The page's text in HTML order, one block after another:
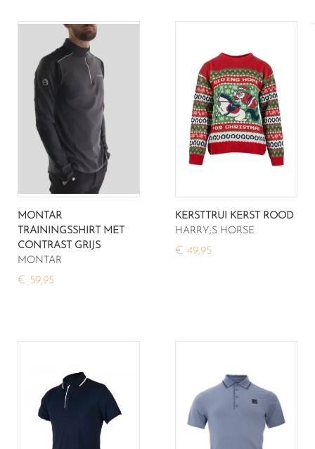
MONTAR
TRAININGSSHIRT MET
CONTRAST GRIJS
MONTAR
€ 59,95
KERSTTRUI KERST ROOD
HARRY;S HORSE
€ 49,95